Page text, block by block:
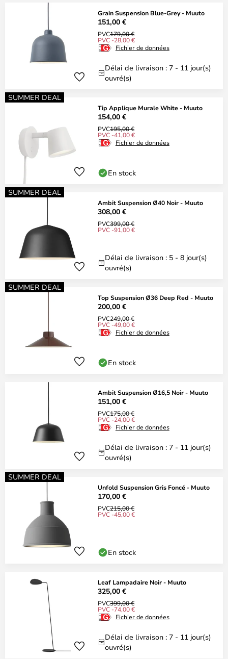
Grain Suspension Blue-Grey - Muuto
151,00 €
PVC179,00 €
PVC -28,00 €
Fichier de données
Délai de livraison : 7 - 11 jour(s)
ouvré(s)
SUMMER DEAL
Tip Applique Murale White - Muuto
154,00 €
PVC195,00 €
PVC -41,00 €
Fichier de données
En stock
SUMMER DEAL
Ambit Suspension Ø40 Noir - Muuto
308,00 €
PVC399,00 €
PVC -91,00 €
Délai de livraison : 5 - 8 jour(s)
ouvré(s)
SUMMER DEAL
Top Suspension Ø36 Deep Red - Muuto
200,00 €
PVC249,00 €
PVC -49,00 €
Fichier de données
En stock
Ambit Suspension Ø16,5 Noir - Muuto
151,00 €
PVC175,00 €
PVC -24,00 €
Fichier de données
Délai de livraison : 7 - 11 jour(s)
ouvré(s)
SUMMER DEAL
Unfold Suspension Gris Foncé - Muuto
170,00 €
PVC215,00 €
PVC -45,00 €
En stock
Leaf Lampadaire Noir - Muuto
325,00 €
PVC399,00 €
PVC -74,00 €
Fichier de données
Délai de livraison : 7 - 11 jour(s)
ouvré(s)